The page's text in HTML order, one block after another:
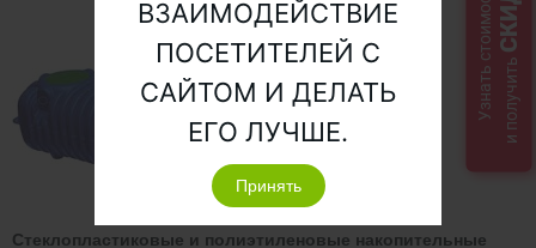
Стеклопластиковые и полиэтиленовые накопительные
Узнать стоимостьи получить
ВЗАИМОДЕЙСТВИЕ
ПОСЕТИТЕЛЕЙ С
САЙТОМ И ДЕЛАТЬ
ЕГО ЛУЧШЕ.
Принять